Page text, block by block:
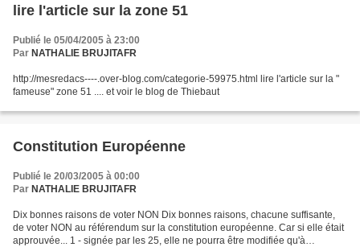
lire l'article sur la zone 51
Publié le 05/04/2005 à 23:00
Par NATHALIE BRUJITAFR
http://mesredacs----.over-blog.com/categorie-59975.html lire l'article sur la "
fameuse" zone 51 .... et voir le blog de Thiebaut
Constitution Européenne
Publié le 20/03/2005 à 00:00
Par NATHALIE BRUJITAFR
Dix bonnes raisons de voter NON Dix bonnes raisons, chacune suffisante,
de voter NON au référendum sur la constitution européenne. Car si elle était
approuvée... 1 - signée par les 25, elle ne pourra être modifiée qu'à